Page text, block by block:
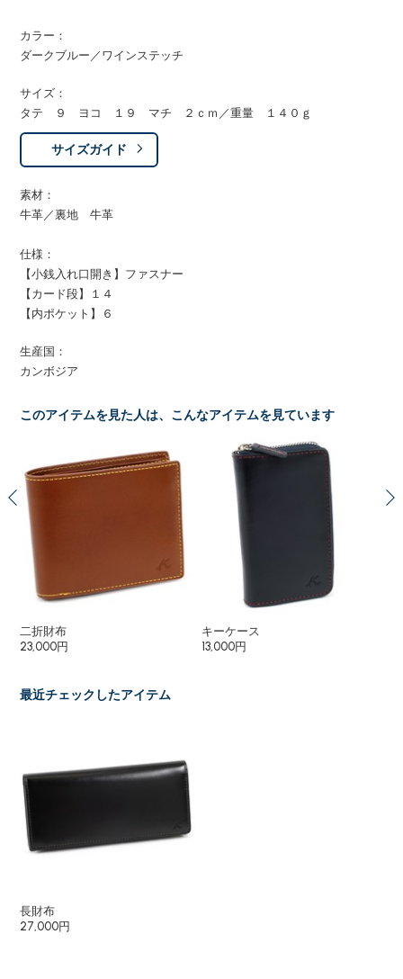
カラー：
ダークブルー／ワインステッチ
サイズ：
タテ ９ ヨコ １９ マチ ２ｃｍ／重量 １４０ｇ
サイズガイド
素材：
牛革／裏地 牛革
仕様：
【小銭入れ口開き】ファスナー
【カード段】１４
【内ポケット】６
生産国：
カンボジア
このアイテムを見た人は、こんなアイテムを見ています
二折財布
23,000円
キーケース
13,000円
最近チェックしたアイテム
長財布
27,000円